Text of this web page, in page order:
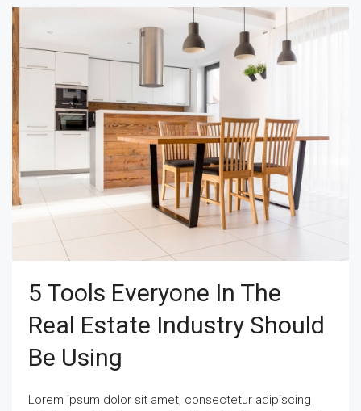
5 Tools Everyone In The
Real Estate Industry Should
Be Using
Lorem ipsum dolor sit amet, consectetur adipiscing